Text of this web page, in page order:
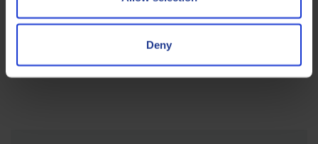
Deny
Viskosität unterstützen neue Motorentechnologien und